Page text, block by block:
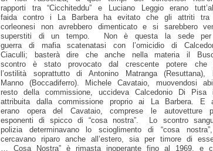
rapporti tra “Cicchiteddu” e Luciano Leggio erano
faida contro i La Barbera ha evitato che gli attriti
corleonesi non avrebbero dimenticato e si sarebbero
superstiti di un tempo. Non è questa la sede per
guerra di mafia scatenatasi con l’omicidio di
Ciaculli; basterà dire che anche nella materia il
scontro è stato provocato dal crescente potere che
l’ostilità soprattutto di Antonino Matranga
Manno (Boccadiferro). Michele Cavataio,
resto della commissione, uccideva Calcedonio Di
attribuita dalla commissione proprio ai La Barbera. E
erano opera del Cavataio, comprese le autovetture
esponenti di spicco di “cosa nostra”. Lo scontro
polizia determinavano lo scioglimento di “cosa
cercavano riparo anche all’estero, sia per timore di
… Cosa Nostra” è rimasta inoperante fino al 1969, e